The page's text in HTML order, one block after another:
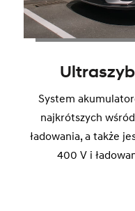
System
najkrótszych
ładowania, a także
400 V i